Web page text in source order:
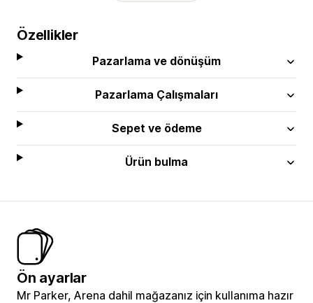
Özellikler
Pazarlama ve dönüşüm
Pazarlama Çalışmaları
Sepet ve ödeme
Ürün bulma
Ön ayarlar
Mr Parker, Arena dahil mağazanız için kullanıma hazır